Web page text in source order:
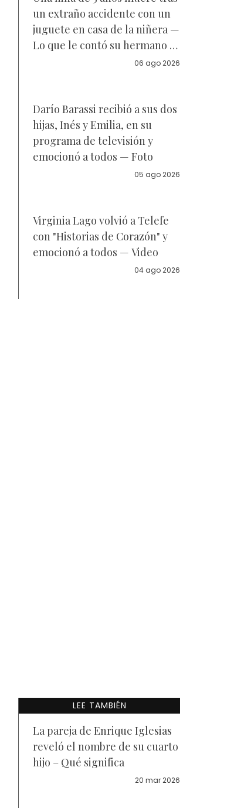
un extraño accidente con un
juguete en casa de la niñera —
Lo que le contó su hermano a
06 ago 2026
Darío Barassi recibió a sus dos
hijas, Inés y Emilia, en su
programa de televisión y
emocionó a todos — Foto
05 ago 2026
Virginia Lago volvió a Telefe
con "Historias de Corazón" y
emocionó a todos — Video
04 ago 2026
LEE TAMBIÉN
La pareja de Enrique Iglesias
reveló el nombre de su cuarto
hijo – Qué significa
20 mar 2026